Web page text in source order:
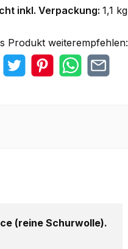
inkl. Verpackung: 1,1 kg
Produkt weiterempfehlen:
(reine Schurwolle).